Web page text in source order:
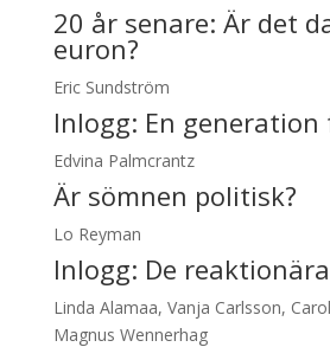
20 år senare: Är det
euron?
Eric Sundström
Inlogg: En
Edvina Palmcrantz
Är sömnen politisk?
Lo Reyman
Inlogg: De reaktionära
Linda Alamaa, Vanja Carlsson,
Magnus Wennerhag